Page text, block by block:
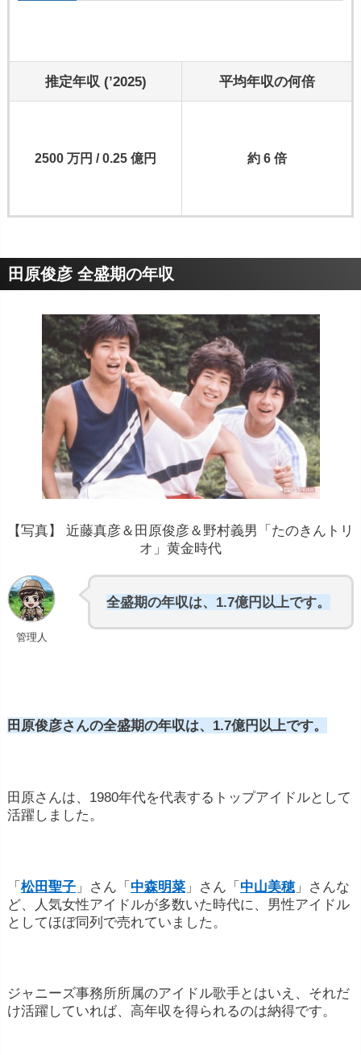
推定年収 (’2025) 平均年収の何倍
2500 万円 / 0.25 億円 約 6 倍
田原俊彦 全盛期の年収
【写真】 近藤真彦＆田原俊彦＆野村義男「たのきんトリ
オ」黄金時代
管理人
全盛期の年収は、1.7億円以上です。
田原俊彦さんの全盛期の年収は、1.7億円以上です。
田原さんは、1980年代を代表するトップアイドルとして
活躍しました。
「松田聖子 」さん「中森明菜 」さん「中山美穂」さんな
ど、人気女性アイドルが多数いた時代に、男性アイドル
としてほぼ同列で売れていました。
ジャニーズ事務所所属のアイドル歌手とはいえ、それだ
け活躍していれば、高年収を得られるのは納得です。